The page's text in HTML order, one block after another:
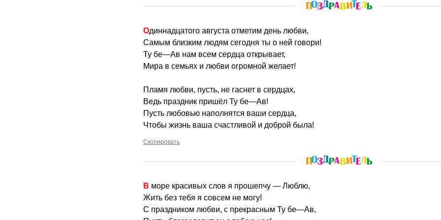
Одиннадцатого августа отметим день любви,
Самым близким людям сегодня ты о ней говори!
Ту бе—Ав нам всем сердца открывает,
Мира в семьях и любви огромной желает!
Пламя любви, пусть, не гаснет в сердцах,
Ведь праздник пришёл Ту бе—Ав!
Пусть любовью наполнятся ваши сердца,
Чтобы жизнь ваша счастливой и доброй была!
Скопировать
В море красивых слов я прошепчу — Люблю,
Жить без тебя я совсем не могу!
С праздником любви, с прекрасным Ту бе—Ав,